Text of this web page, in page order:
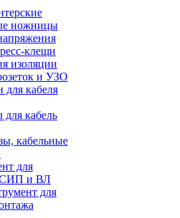
ножницы
клещи
изоляции
и УЗО
кабеля
кабель
кабельные
для
СИП и ВЛ
для